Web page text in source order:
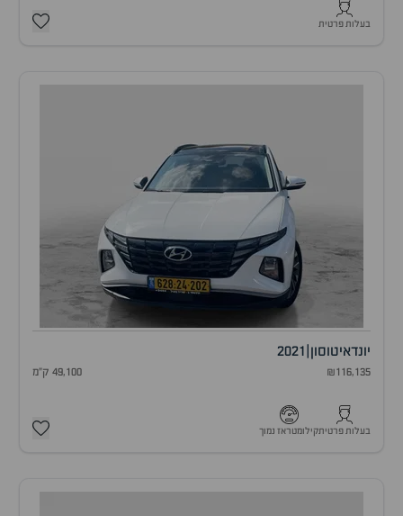
בעלות פרטית
יונדאיטוסון 2021
₪116,135 49,100 ק"מ
בעלות פרטיתקילומטראז נמוך